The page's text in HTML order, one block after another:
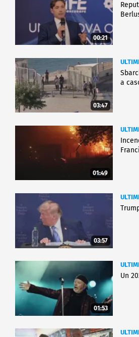
00:21
03:47
a
01:49
03:57
01:53
Un